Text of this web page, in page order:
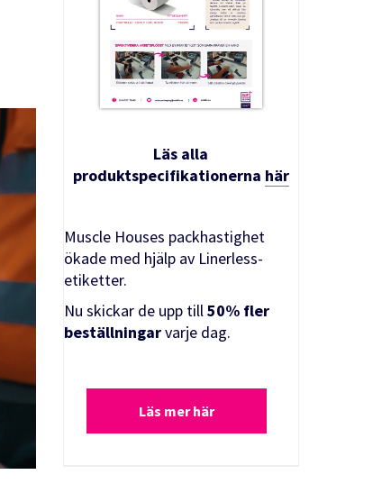
Läs alla
produktspecifikationerna här
Muscle Houses packhastighet
ökade med hjälp av Linerless-
etiketter.
Nu skickar de upp till50% fler
beställningarvarje dag.
Läs mer här